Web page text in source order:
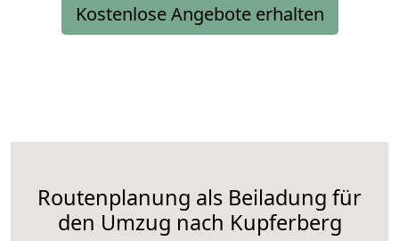
Kostenlose Angebote erhalten
Routenplanung als Beiladung für
den Umzug nach Kupferberg